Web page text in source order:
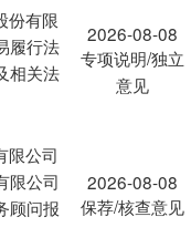
份有限
履行法
相关法
2026-08-08
专项说明/独立
意见
限公司
限公司
顾问报
2026-08-08
保荐/核查意见